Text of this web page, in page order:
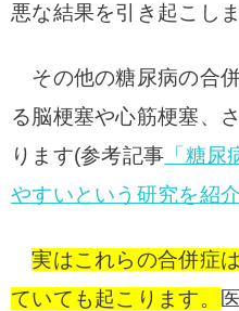
悪な結果を引き起こしま
その他の糖尿病の合
る脳梗塞や心筋梗塞、
ります(参考記事 「糖
やすいという研究を紹
実はこれらの合併症
ていても起こります。